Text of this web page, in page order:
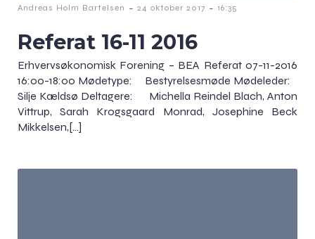
Andreas Holm Bartelsen - 24 oktober 2017 - 16:35
Referat 16-11 2016
Erhvervsøkonomisk Forening – BEA Referat 07-11-2016
16:00-18:00 Mødetype: Bestyrelsesmøde Mødeleder:
Silje Kældsø Deltagere: Michella Reindel Blach, Anton
Vittrup, Sarah Krogsgaard Monrad, Josephine Beck
Mikkelsen,[…]